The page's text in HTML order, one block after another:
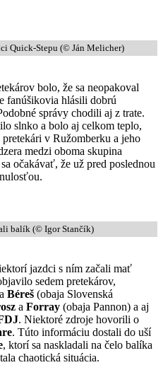
Quick-Stepu (© Ján Melicher)
bolo, že sa neopakoval
fanúšikovia hlásili dobrú
správy chodili aj z trate.
slnko a bolo aj celkom teplo,
v Ružomberku a jeho
medzi oboma skupina
očakávať, že už pred poslednou
balík (© Igor Stančík)
jazdci s ním začali mať
sedem pretekárov,
a Béreš (obaja Slovenská
a Forray (obaja Pannon) a aj
. Niektoré zdroje hovorili o
. Túto informáciu dostali do uší
, ktorí sa naskladali na čelo balíka
chaotická situácia.